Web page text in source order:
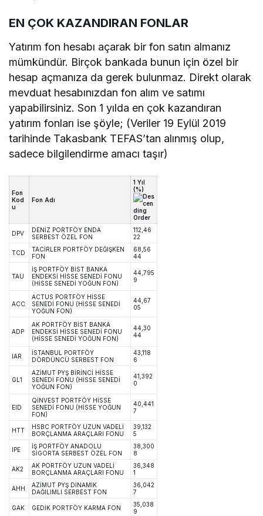
EN ÇOK KAZANDIRAN FONLAR
Yatırım fon hesabı açarak bir fon satın almanız
mümkündür. Birçok bankada bunun için özel bir
hesap açmanıza da gerek bulunmaz. Direkt olarak
mevduat hesabınızdan fon alım ve satımı
yapabilirsiniz. Son 1 yılda en çok kazandıran
yatırım fonları ise şöyle; (Veriler 19 Eylül 2019
tarihinde Takasbank TEFAS’tan alınmış olup,
sadece bilgilendirme amacı taşır)
Fon
Kod
u
Fon Adı
1 Yıl
(%)
DPV
DENİZ PORTFÖY ENDA
SERBEST ÖZEL FON
112,46
22
TCD
TACİRLER PORTFÖY DEĞIŞKEN
FON
68,56
44
TAU
İŞ PORTFÖY BİST BANKA
ENDEKSİ HİSSE SENEDİ FONU
(HİSSE SENEDİ YOĞUN FON)
44,795
9
ACC
ACTUS PORTFÖY HİSSE
SENEDİ FONU (HİSSE SENEDİ
YOĞUN FON)
44,67
05
ADP
AK PORTFÖY BİST BANKA
ENDEKSİ HİSSE SENEDİ FONU
(HİSSE SENEDİ YOĞUN FON)
44,30
44
IAR
İSTANBUL PORTFÖY
DÖRDÜNCÜ SERBEST FON
43,118
6
GL1
AZİMUT PYŞ BİRİNCİ HİSSE
SENEDİ FONU (HİSSE SENEDİ
YOĞUN FON)
41,392
0
EID
QİNVEST PORTFÖY HİSSE
SENEDİ FONU (HİSSE YOĞUN
FON)
40,441
7
HTT
HSBC PORTFÖY UZUN VADELİ
BORÇLANMA ARAÇLARI FONU
39,132
5
IPE
İŞ PORTFÖY ANADOLU
SİGORTA SERBEST ÖZEL FON
38,300
8
AK2
AK PORTFÖY UZUN VADELİ
BORÇLANMA ARAÇLARI FONU
36,348
1
AHH
AZİMUT PYŞ DİNAMİK
DAĞILIMLI SERBEST FON
36,042
7
GAK GEDİK PORTFÖY KARMA FON
35,038
9